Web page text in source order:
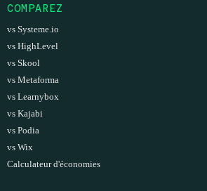
COMPAREZ
vs Systeme.io
vs HighLevel
vs Skool
vs Metaforma
vs Learnybox
vs Kajabi
vs Podia
vs Wix
Calculateur d'économies